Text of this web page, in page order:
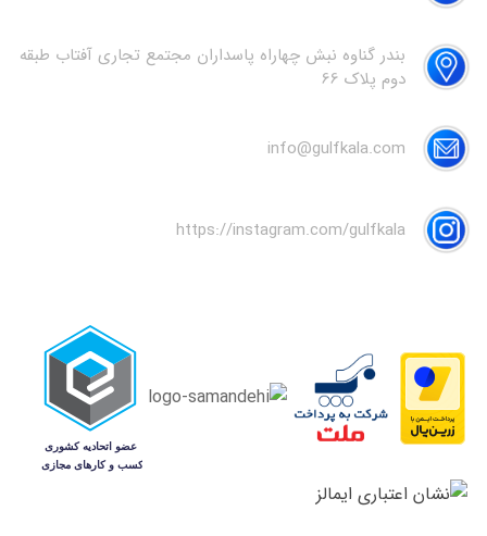
بندر گناوه نبش چهاراه پاسداران مجتمع تجاری آفتاب طبقه
دوم پلاک 66
info@gulfkala.com
https://instagram.com/gulfkala